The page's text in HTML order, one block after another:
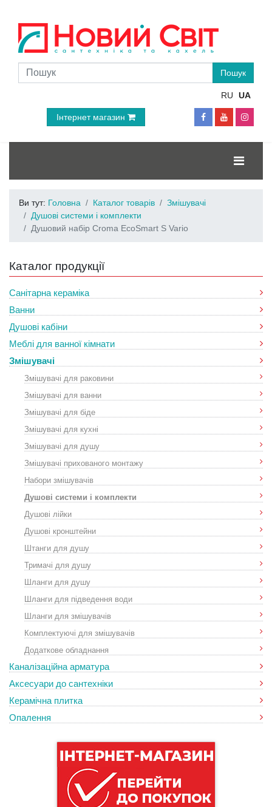
RU UA
Інтернет магазин
Ви тут: Головна Каталог товарів
Змішувачі
Душові системи і комплекти
Душовий набір Croma EcoSmart S Vario
Каталог продукції
Санітарна кераміка
Ванни
Душові кабіни
Меблі для ванної кімнати
Змішувачі
Змішувачі для раковини
Змішувачі для ванни
Змішувачі для біде
Змішувачі для кухні
Змішувачі для душу
Змішувачі прихованого монтажу
Набори змішувачів
Душові системи і комплекти
Душові лійки
Душові кронштейни
Штанги для душу
Тримачі для душу
Шланги для душу
Шланги для підведення води
Шланги для змішувачів
Комплектуючі для змішувачів
Додаткове обладнання
Каналізаційна арматура
Аксесуари до сантехніки
Керамічна плитка
Опалення